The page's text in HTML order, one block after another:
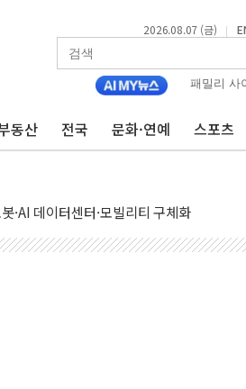
2026.08.07 (금) |
패밀리 사
동산 전국 문화·연예 스포츠
"2분기 기업 순이익 21% 증가" 전망
·AI 데이터센터·모빌리티 구체화
도어대시↑ VS 샌디스크·피그마·앱러빈↓
혼조세...웨스턴디지털·샌디스크↓
승...호실적 보고 기업 상승세 뚜렷